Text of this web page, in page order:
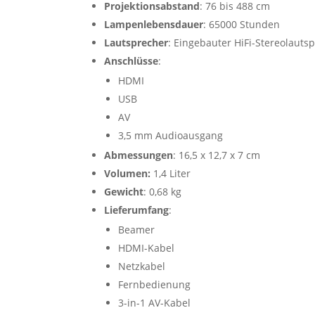
Projektionsabstand: 76 bis 488 cm
Lampenlebensdauer: 65000 Stunden
Lautsprecher: Eingebauter HiFi-
Anschlüsse:
HDMI
USB
AV
3,5 mm Audioausgang
Abmessungen: 16,5 x 12,7 x 7 cm
Volumen: 1,4 Liter
Gewicht: 0,68 kg
Lieferumfang:
Beamer
HDMI-Kabel
Netzkabel
Fernbedienung
3-in-1 AV-Kabel